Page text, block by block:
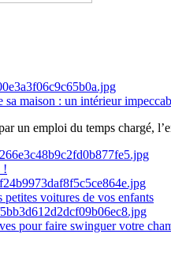
maison : un intérieur
un emploi du temps chargé,
!
voitures de vos enfants
pour faire swinguer votre